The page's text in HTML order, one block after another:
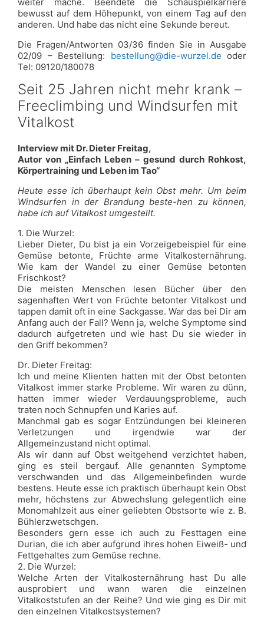
bewusst auf dem Höhepunkt, von einem Tag auf den
anderen. Und habe das nicht eine Sekunde bereut.
Die Fragen/Antworten 03/36 finden Sie in Ausgabe
02/09 – Bestellung: bestellung@die-wurzel.de oder
Tel: 09120/180078
Seit 25 Jahren nicht mehr krank –
Freeclimbing und Windsurfen mit
Vitalkost
Interview mit Dr. Dieter Freitag,
Autor von „Einfach Leben – gesund durch Rohkost,
Körpertraining und Leben im Tao“
Heute esse ich überhaupt kein Obst mehr. Um beim
Windsurfen in der Brandung beste-hen zu können,
habe ich auf Vitalkost umgestellt.
1. Die Wurzel:
Lieber Dieter, Du bist ja ein Vorzeigebeispiel für eine
Gemüse betonte, Früchte arme Vitalkosternährung.
Wie kam der Wandel zu einer Gemüse betonten
Frischkost?
Die meisten Menschen lesen Bücher über den
sagenhaften Wert von Früchte betonter Vitalkost und
tappen damit oft in eine Sackgasse. War das bei Dir am
Anfang auch der Fall? Wenn ja, welche Symptome sind
dadurch aufgetreten und wie hast Du sie wieder in
den Griff bekommen?
Dr. Dieter Freitag:
Ich und meine Klienten hatten mit der Obst betonten
Vitalkost immer starke Probleme. Wir waren zu dünn,
hatten immer wieder Verdauungsprobleme, auch
traten noch Schnupfen und Karies auf.
Manchmal gab es sogar Entzündungen bei kleineren
Verletzungen und irgendwie war der
Allgemeinzustand nicht optimal.
Als wir dann auf Obst weitgehend verzichtet haben,
ging es steil bergauf. Alle genannten Symptome
verschwanden und das Allgemeinbefinden wurde
bestens. Heute esse ich praktisch überhaupt kein Obst
mehr, höchstens zur Abwechslung gelegentlich eine
Monomahlzeit aus einer geliebten Obstsorte wie z. B.
Bühlerzwetschgen.
Besonders gern esse ich auch zu Festtagen eine
Durian, die ich aber aufgrund ihres hohen Eiweiß- und
Fettgehaltes zum Gemüse rechne.
2. Die Wurzel:
Welche Arten der Vitalkosternährung hast Du alle
ausprobiert und wann waren die einzelnen
Vitalkoststufen an der Reihe? Und wie ging es Dir mit
den einzelnen Vitalkostsystemen?